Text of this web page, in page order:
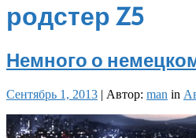
родстер Z5
Немного о
Сентябрь 1, 2013 | Автор: man in